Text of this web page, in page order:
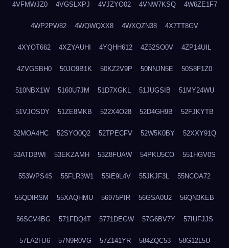
4VFMWJZ0 4VGSLXPJ 4VJZYO02 4VNW7KSQ 4W6ZE1F7
4WP2PW82 4WQWQXX8 4WXQZN38 4X7TT8GV
4XYOT662 4XZYAUHI 4YQHH612 4Z52SO0V 4ZP14UIL
4ZVGSBH0 50JO9B1K 50KZ2V9P 50NNJN5E 50S8F1Z0
510NBX1W 5160U7JM 51D7XGKL 51JUGSIB 51MY24WU
51VJOSDY 51ZE8MKB 522X4O28 52D4GH9B 52FJKYTB
52MOA4HC 52SYO0Q2 52TPECFV 52W5K0BY 52XXY91Q
53ATDBWI 53EKZAMH 53Z8FUAW 54PKU5CO 551HGV0S
553WPS4S 55FLR3W1 55IE9L4V 55JKJF3L 55NCOA72
55QDIRSM 55XAQHMU 56975PIR 56GSA0U2 56QN3KEB
56SCV4BG 571FDQ4T 5771DEGW 57G6BV7Y 57IUFJJS
57LA2HJ6 57N9R0VG 57Z141YR 584ZQC53 58G12L5U